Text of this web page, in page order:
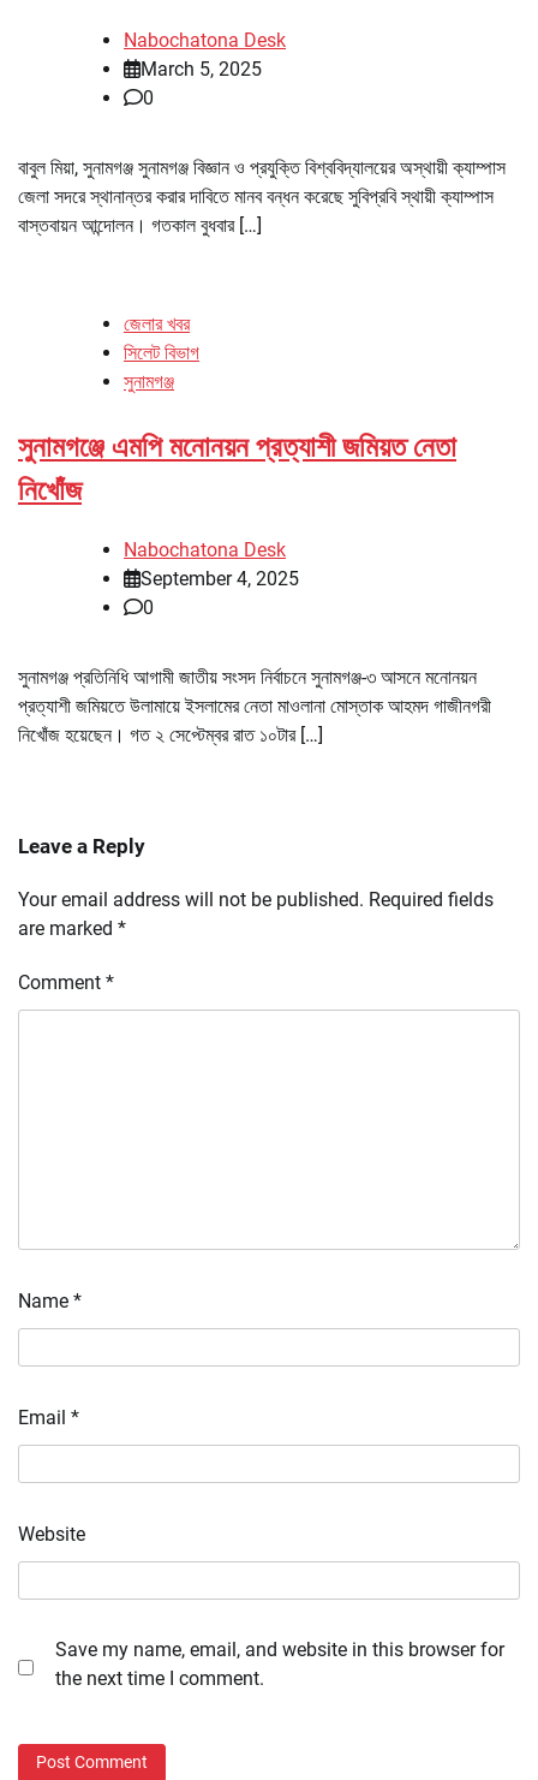
Nabochatona Desk
March 5, 2025
0
বাবুল মিয়া, সুনামগঞ্জ সুনামগঞ্জ বিজ্ঞান ও প্রযুক্তি বিশ্ববিদ্যালয়ের অস্থায়ী ক্যাম্পাস
জেলা সদরে স্থানান্তর করার দাবিতে মানব বন্ধন করেছে সুবিপ্রবি স্থায়ী ক্যাম্পাস
বাস্তবায়ন আন্দোলন। গতকাল বুধবার […]
জেলার খবর
সিলেট বিভাগ
সুনামগঞ্জ
সুনামগঞ্জে এমপি মনোনয়ন প্রত্যাশী জমিয়ত নেতা
নিখোঁজ
Nabochatona Desk
September 4, 2025
0
সুনামগঞ্জ প্রতিনিধি আগামী জাতীয় সংসদ নির্বাচনে সুনামগঞ্জ-৩ আসনে মনোনয়ন
প্রত্যাশী জমিয়তে উলামায়ে ইসলামের নেতা মাওলানা মোস্তাক আহমদ গাজীনগরী
নিখোঁজ হয়েছেন। গত ২ সেপ্টেম্বর রাত ১০টার […]
Leave a Reply
Your email address will not be published. Required fields
are marked *
Comment *
Name *
Email *
Website
Save my name, email, and website in this browser for
the next time I comment.